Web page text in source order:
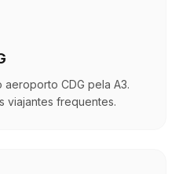
CDG pela A3.
viajantes frequentes.